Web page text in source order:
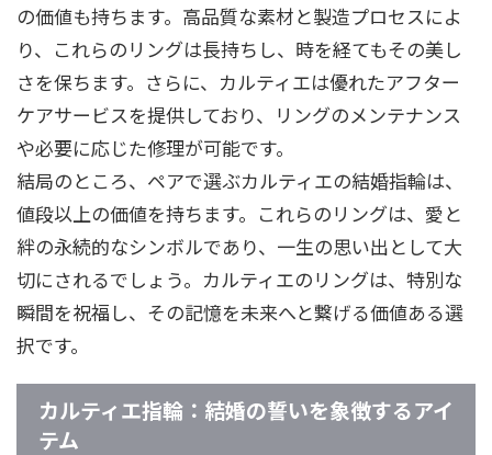
の価値も持ちます。高品質な素材と製造プロセスによ
り、これらのリングは長持ちし、時を経てもその美し
さを保ちます。さらに、カルティエは優れたアフター
ケアサービスを提供しており、リングのメンテナンス
や必要に応じた修理が可能です。
結局のところ、ペアで選ぶカルティエの結婚指輪は、
値段以上の価値を持ちます。これらのリングは、愛と
絆の永続的なシンボルであり、一生の思い出として大
切にされるでしょう。カルティエのリングは、特別な
瞬間を祝福し、その記憶を未来へと繋げる価値ある選
択です。
カルティエ指輪：結婚の誓いを象徴するアイ
テム